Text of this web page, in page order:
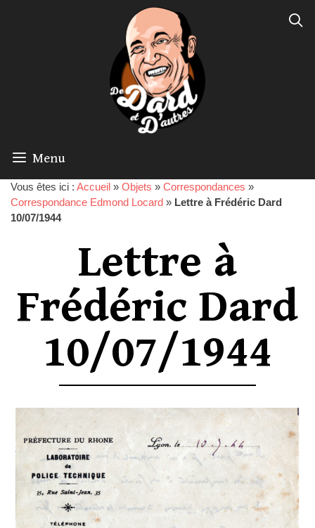
Menu
Vous êtes ici : Accueil » Objets » Correspondances »
Correspondance Edmond Locard » Lettre à Frédéric Dard
10/07/1944
Lettre à
Frédéric Dard
10/07/1944